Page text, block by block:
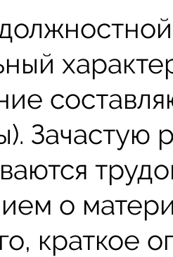
Зачастую
о
краткое